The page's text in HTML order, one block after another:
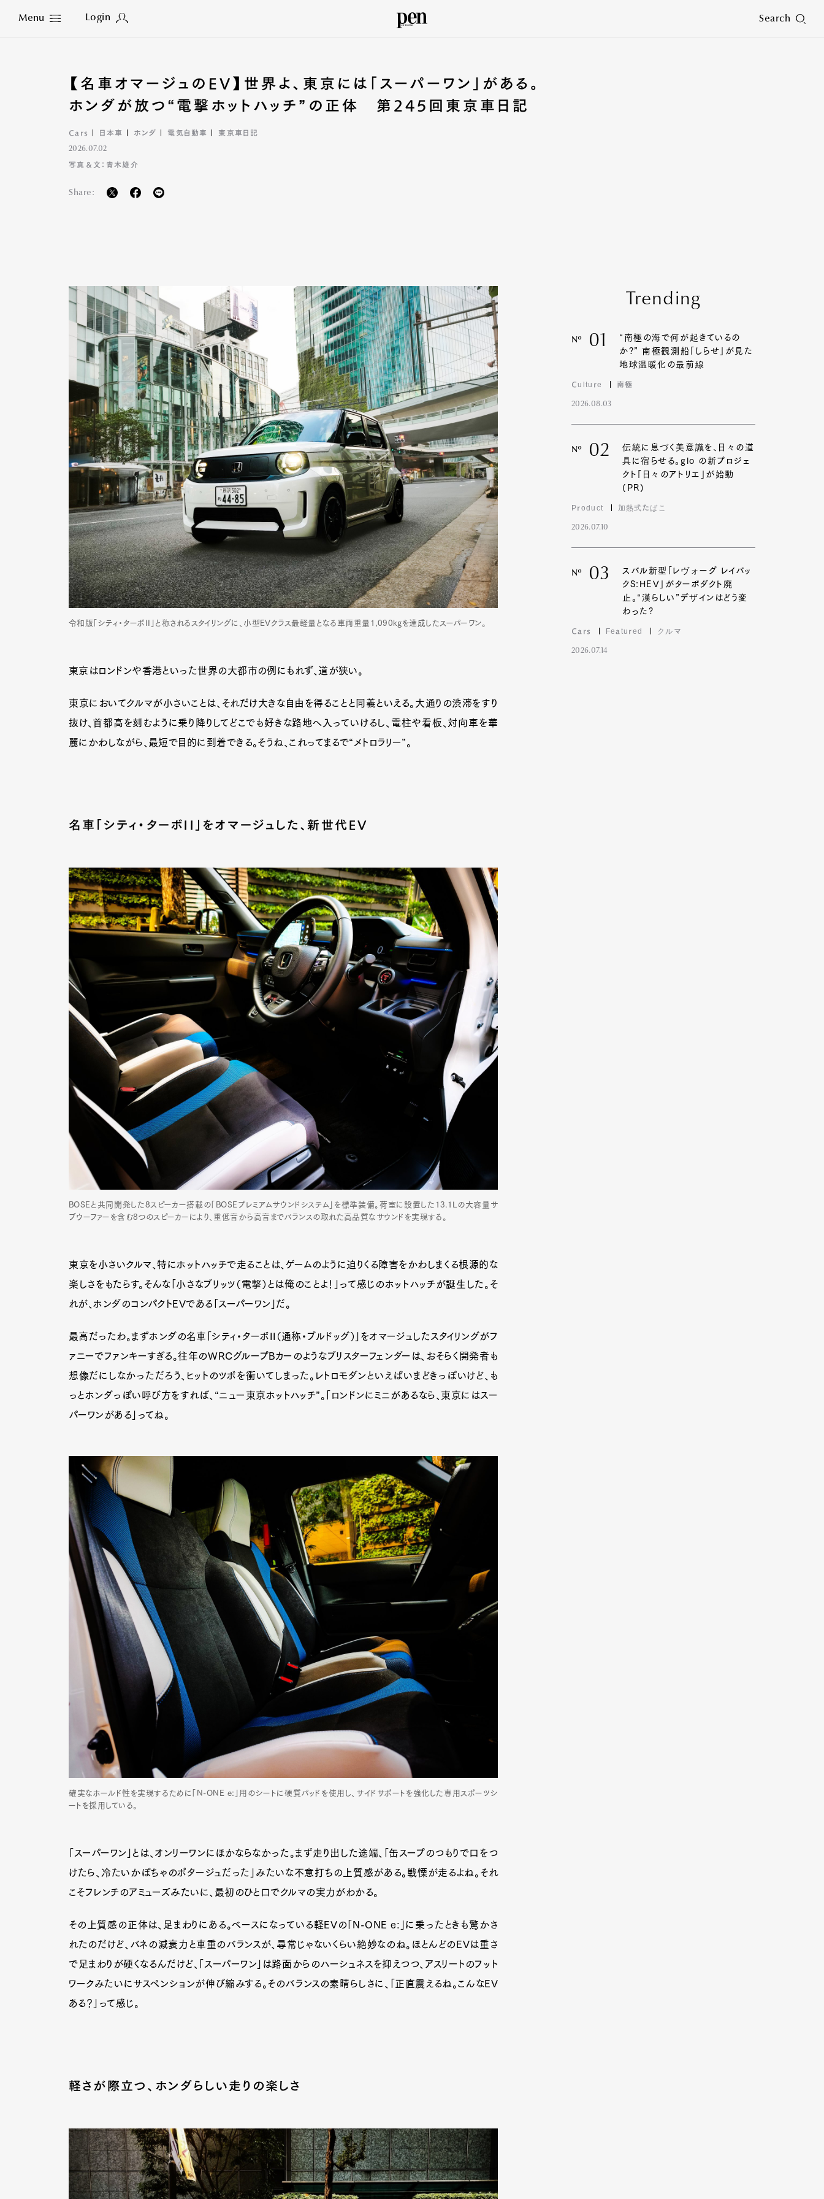
Menu Login Search
Close
Art&Design
Gourmet
Cars Product
Culture
Lifestyle
Pen Meet Pen international
【名車オマージュのEV】世界よ、東京には「スーパーワン」がある。
ホンダが放つ“電撃ホットハッチ”の正体 第245回東京車日記
Cars 日本車 ホンダ 電気自動車 東京車日記
2026.07.02
写真＆文：青木雄介
Share:
令和版「シティ・ターボII」と称されるスタイリングに、小型EVクラス最軽量となる車両重量1,090kgを達成したスーパーワン。
東京はロンドンや香港といった世界の大都市の例にもれず、道が狭い。
東京においてクルマが小さいことは、それだけ大きな自由を得ることと同義といえる。大通りの渋滞をすり
抜け、首都高を刻むように乗り降りしてどこでも好きな路地へ入っていけるし、電柱や看板、対向車を華
麗にかわしながら、最短で目的に到着できる。そうね、これってまるで“メトロラリー”。
名車「シティ・ターボII」をオマージュした、新世代EV
BOSEと共同開発した8スピーカー搭載の「BOSEプレミアムサウンドシステム」を標準装備。荷室に設置した13.1Lの大容量サ
ブウーファーを含む8つのスピーカーにより、重低音から高音までバランスの取れた高品質なサウンドを実現する。
東京を小さいクルマ、特にホットハッチで走ることは、ゲームのように迫りくる障害をかわしまくる根源的な
楽しさをもたらす。そんな「小さなブリッツ（電撃）とは俺のことよ！」って感じのホットハッチが誕生した。そ
れが、ホンダのコンパクトEVである「スーパーワン」だ。
最高だったわ。まずホンダの名車「シティ・ターボII（通称・ブルドッグ）」をオマージュしたスタイリングがフ
ァニーでファンキーすぎる。往年のWRCグループBカーのようなブリスターフェンダーは、おそらく開発者も
想像だにしなかっただろう、ヒットのツボを衝いてしまった。レトロモダンといえばいまどきっぽいけど、も
っとホンダっぽい呼び方をすれば、“ニュー東京ホットハッチ”。「ロンドンにミニがあるなら、東京にはスー
パーワンがある」ってね。
確実なホールド性を実現するために「N-ONE e:」用のシートに硬質パッドを使用し、サイドサポートを強化した専用スポーツシ
ートを採用している。
「スーパーワン」とは、オンリーワンにほかならなかった。まず走り出した途端、「缶スープのつもりで口をつ
けたら、冷たいかぼちゃのポタージュだった」みたいな不意打ちの上質感がある。戦慄が走るよね。それ
こそフレンチのアミューズみたいに、最初のひと口でクルマの実力がわかる。
その上質感の正体は、足まわりにある。ベースになっている軽EVの「N-ONE e:」に乗ったときも驚かさ
れたのだけど、バネの減衰力と車重のバランスが、尋常じゃないくらい絶妙なのね。ほとんどのEVは重さ
で足まわりが硬くなるんだけど、「スーパーワン」は路面からのハーシュネスを抑えつつ、アスリートのフット
ワークみたいにサスペンションが伸び縮みする。そのバランスの素晴らしさに、「正直震えるね。こんなEV
ある？」って感じ。
軽さが際立つ、ホンダらしい走りの楽しさ
Trending
Nº 01
“南極の海で何が起きているの
か?” 南極観測船「しらせ」が見た
地球温暖化の最前線
Culture 南極
2026.08.03
Nº 02
伝統に息づく美意識を、日々の道
具に宿らせる。glo の新プロジェ
クト「日々のアトリエ」が始動
(PR)
Product 加熱式たばこ
2026.07.10
Nº 03
スバル新型「レヴォーグ レイバッ
クS:HEV」がターボダクト廃
止。“漢らしい”デザインはどう変
わった?
Cars Featured クルマ
2026.07.14